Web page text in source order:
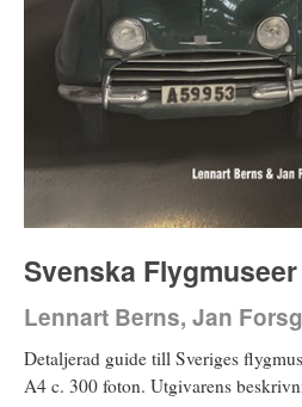
Svenska Flygmuseer
Lennart Berns, Jan
Detaljerad guide till Sveriges
A4 c. 300 foton. Utgivarens